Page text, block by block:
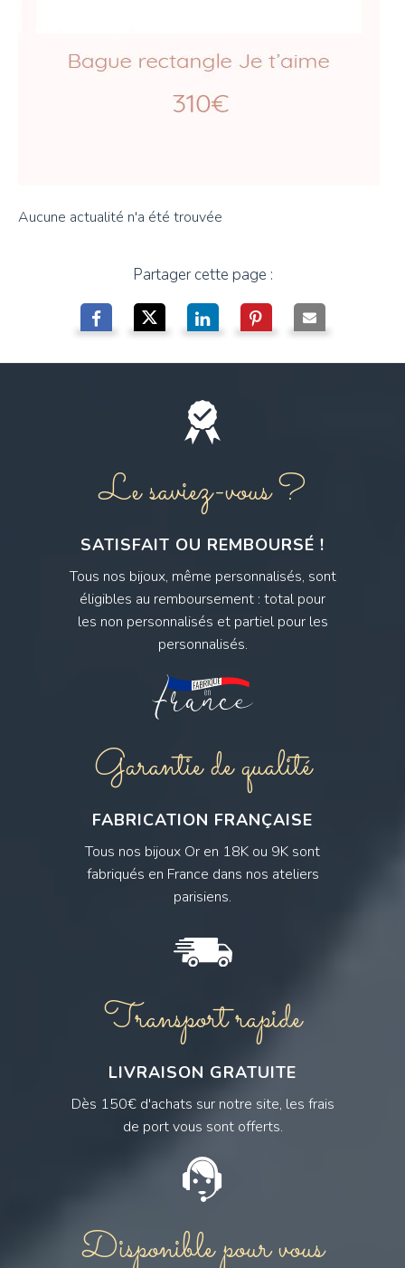
Aucune actualité n'a été trouvée
Partager cette page :
Le saviez-vous ?
SATISFAIT OU REMBOURSÉ !
Tous nos bijoux, même personnalisés, sont
éligibles au remboursement : total pour
les non personnalisés et partiel pour les
personnalisés.
Garantie de qualité
FABRICATION FRANÇAISE
Tous nos bijoux Or en 18K ou 9K sont
fabriqués en France dans nos ateliers
parisiens.
Transport rapide
LIVRAISON GRATUITE
Dès 150€ d'achats sur notre site, les frais
de port vous sont offerts.
Disponible pour vous